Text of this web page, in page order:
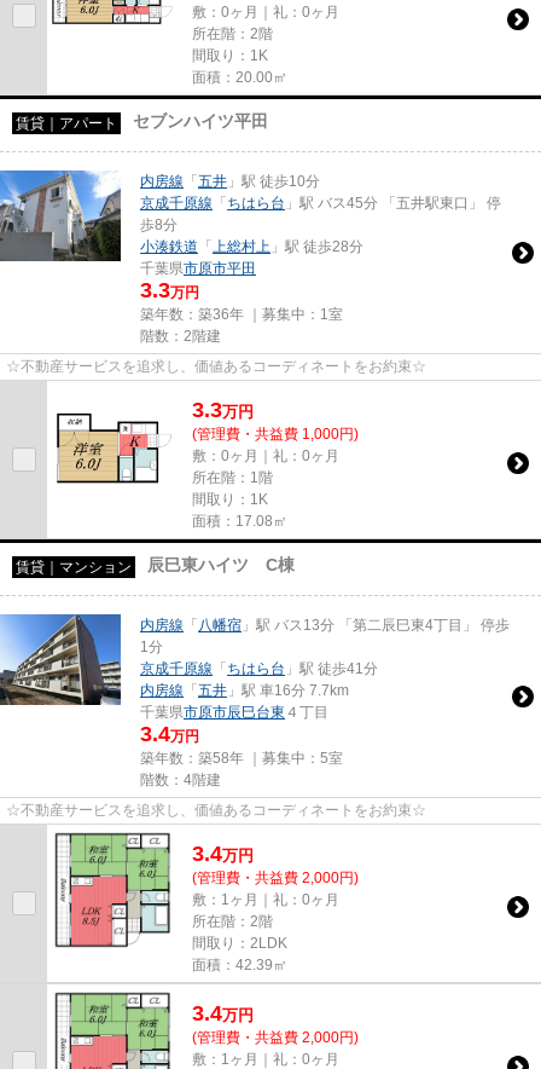
敷：0ヶ月｜礼：0ヶ月
所在階：2階
間取り：1K
面積：20.00㎡
賃貸｜アパート セブンハイツ平田
内房線 「五井 」駅 徒歩10分
京成千原線 「ちはら台 」駅 バス45分 「五井駅東口」 停
歩8分
小湊鉄道 「 上総村上 」駅 徒歩28分
千葉県市原市平田
3.3万円
築年数：築36年 ｜募集中： 1室
階数：2階建
☆不動産サービスを追求し、価値あるコーディネートをお約束☆
3.3万円
(管理費・共益費 1,000円)
敷：0ヶ月｜礼：0ヶ月
所在階：1階
間取り：1K
面積：17.08㎡
賃貸｜マンション 辰巳東ハイツ C棟
内房線 「 八幡宿 」駅 バス13分 「第二辰巳東4丁目」 停歩
1分
京成千原線 「ちはら台 」駅 徒歩41分
内房線 「五井 」駅 車16分 7.7km
千葉県市原市辰巳台東 ４丁目
3.4万円
築年数：築58年 ｜募集中： 5室
階数：4階建
☆不動産サービスを追求し、価値あるコーディネートをお約束☆
3.4万円
(管理費・共益費 2,000円)
敷：1ヶ月｜礼：0ヶ月
所在階：2階
間取り：2LDK
面積：42.39㎡
3.4万円
(管理費・共益費 2,000円)
敷：1ヶ月｜礼：0ヶ月